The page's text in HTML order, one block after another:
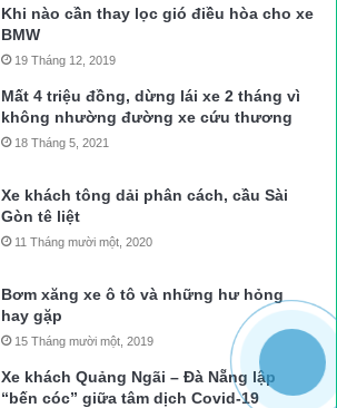
Khi nào cần thay lọc gió điều hòa cho xe
BMW
19 Tháng 12, 2019
Mất 4 triệu đồng, dừng lái xe 2 tháng vì
không nhường đường xe cứu thương
18 Tháng 5, 2021
Xe khách tông dải phân cách, cầu Sài
Gòn tê liệt
11 Tháng mười một, 2020
Bơm xăng xe ô tô và những hư hỏng
hay gặp
15 Tháng mười một, 2019
Xe khách Quảng Ngãi – Đà Nẵng lập
“bến cóc” giữa tâm dịch Covid-19